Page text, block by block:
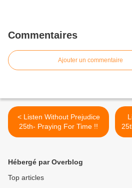
Commentaires
Ajouter un commentaire
< Listen Without Prejudice
25th- Praying For Time !!
Hébergé par Overblog
Top articles